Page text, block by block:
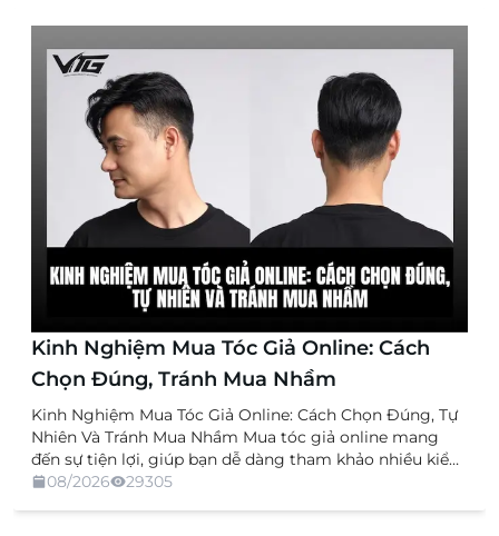
Kinh Nghiệm Mua Tóc Giả Online: Cách
Chọn Đúng, Tránh Mua Nhầm
Kinh Nghiệm Mua Tóc Giả Online: Cách Chọn Đúng, Tự
Nhiên Và Tránh Mua Nhầm Mua tóc giả online mang
đến sự tiện lợi, giúp bạn dễ dàng tham khảo nhiều kiểu
dáng, chất liệu và mức giá mà không cần trực tiếp đến
08/2026 29305